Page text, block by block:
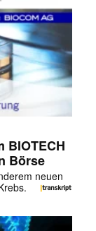
BIOTECH
Börse
neuen